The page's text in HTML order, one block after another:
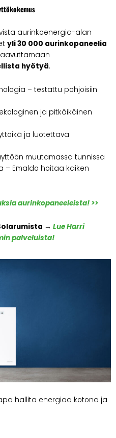
aurinkoenergia-alan
yli 30 000 aurinkopaneelia
hyötyä.
– testattu pohjoisiin
ja pitkäikäinen
ja luotettava
muutamassa tunnissa
– Emaldo hoitaa kaiken
aurinkopaneeleista! >>
→ Lue Harri
palveluista!
hallita energiaa kotona ja